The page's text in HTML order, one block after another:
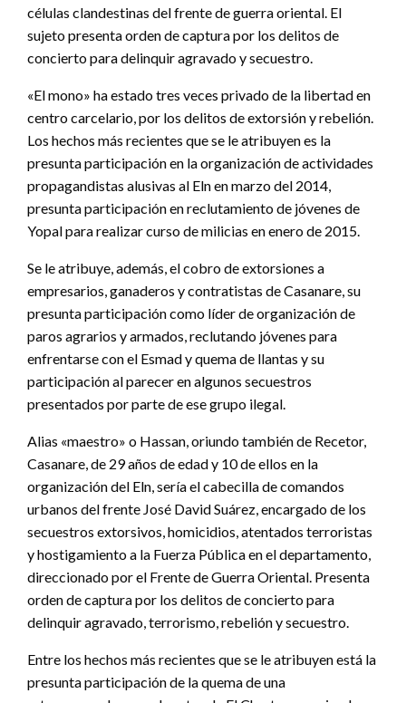
células clandestinas del frente de guerra oriental. El
sujeto presenta orden de captura por los delitos de
concierto para delinquir agravado y secuestro.
«El mono» ha estado tres veces privado de la libertad en
centro carcelario, por los delitos de extorsión y rebelión.
Los hechos más recientes que se le atribuyen es la
presunta participación en la organización de actividades
propagandistas alusivas al Eln en marzo del 2014,
presunta participación en reclutamiento de jóvenes de
Yopal para realizar curso de milicias en enero de 2015.
Se le atribuye, además, el cobro de extorsiones a
empresarios, ganaderos y contratistas de Casanare, su
presunta participación como líder de organización de
paros agrarios y armados, reclutando jóvenes para
enfrentarse con el Esmad y quema de llantas y su
participación al parecer en algunos secuestros
presentados por parte de ese grupo ilegal.
Alias «maestro» o Hassan, oriundo también de Recetor,
Casanare, de 29 años de edad y 10 de ellos en la
organización del Eln, sería el cabecilla de comandos
urbanos del frente José David Suárez, encargado de los
secuestros extorsivos, homicidios, atentados terroristas
y hostigamiento a la Fuerza Pública en el departamento,
direccionado por el Frente de Guerra Oriental. Presenta
orden de captura por los delitos de concierto para
delinquir agravado, terrorismo, rebelión y secuestro.
Entre los hechos más recientes que se le atribuyen está la
presunta participación de la quema de una